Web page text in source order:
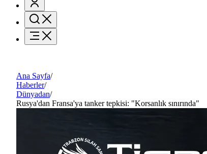
Ana Sayfa/
Haberler/
Dünyadan/
Rusya'dan Fransa'ya tanker tepkisi: "Korsanlık sınırında"